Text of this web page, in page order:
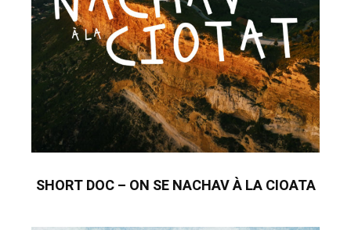
SHORT DOC – ON SE NACHAV À LA CIOATA